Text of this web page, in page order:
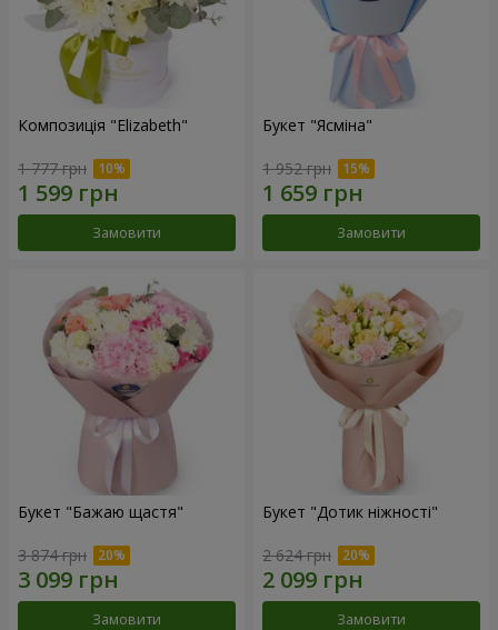
Композиція "Elizabeth"
1 777 грн
Замовити
Букет "Ясміна"
1 952 грн
Замовити
Букет "Бажаю щастя"
3 874 грн
Замовити
Букет "Дотик ніжності"
2 624 грн
Замовити